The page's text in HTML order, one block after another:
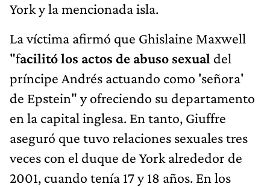
York y la mencionada isla.
La víctima afirmó que Ghislaine Maxwell
"facilitó los actos de abuso sexual del
príncipe Andrés actuando como 'señora'
de Epstein" y ofreciendo su departamento
en la capital inglesa. En tanto, Giuffre
aseguró que tuvo relaciones sexuales tres
veces con el duque de York alrededor de
2001, cuando tenía 17 y 18 años. En los